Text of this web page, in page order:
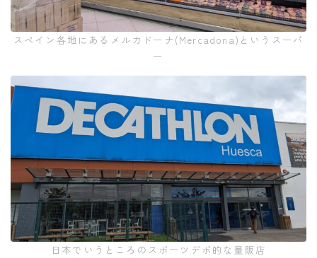
スペイン各地にあるメルカドーナ(Mercadona)というスーパ
ー
日本でいうところのスポーツデポ的な量販店